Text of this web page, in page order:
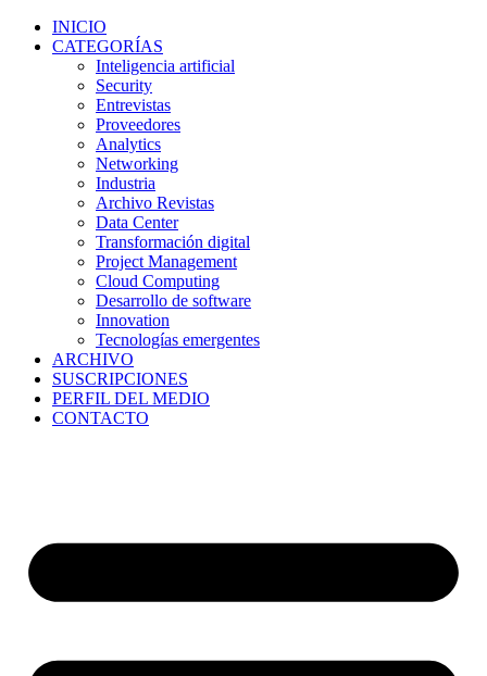
INICIO
CATEGORÍAS
Inteligencia artificial
Security
Entrevistas
Proveedores
Analytics
Networking
Industria
Archivo Revistas
Data Center
Transformación digital
Project Management
Cloud Computing
Desarrollo de software
Innovation
Tecnologías emergentes
ARCHIVO
SUSCRIPCIONES
PERFIL DEL MEDIO
CONTACTO